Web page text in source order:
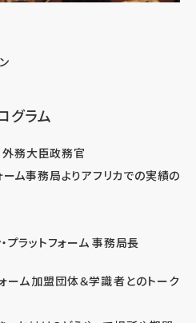
グラム
外務大臣政務官
ーム事務局よりアフリカでの実績の
ラットフォーム 事務局長
ーム加盟団体＆学識者とのトーク